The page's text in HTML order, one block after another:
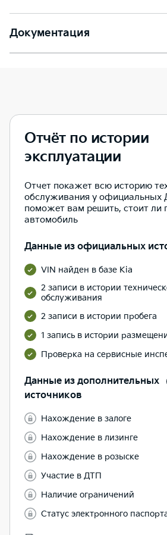
Документация
Отчёт по истории
эксплуатации
Отчет покажет всю историю
обслуживания у официальных
поможет вам решить, стоит ли
автомобиль
Данные из официальных
VIN найден в базе Kia
2 записи в истории
обслуживания
2 записи в истории пробега
1 запись в истории
Проверка на сервисные
Данные из дополнительных
источников
Нахождение в залоге
Нахождение в лизинге
Нахождение в розыске
Участие в ДТП
Наличие ограничений
Статус электронного